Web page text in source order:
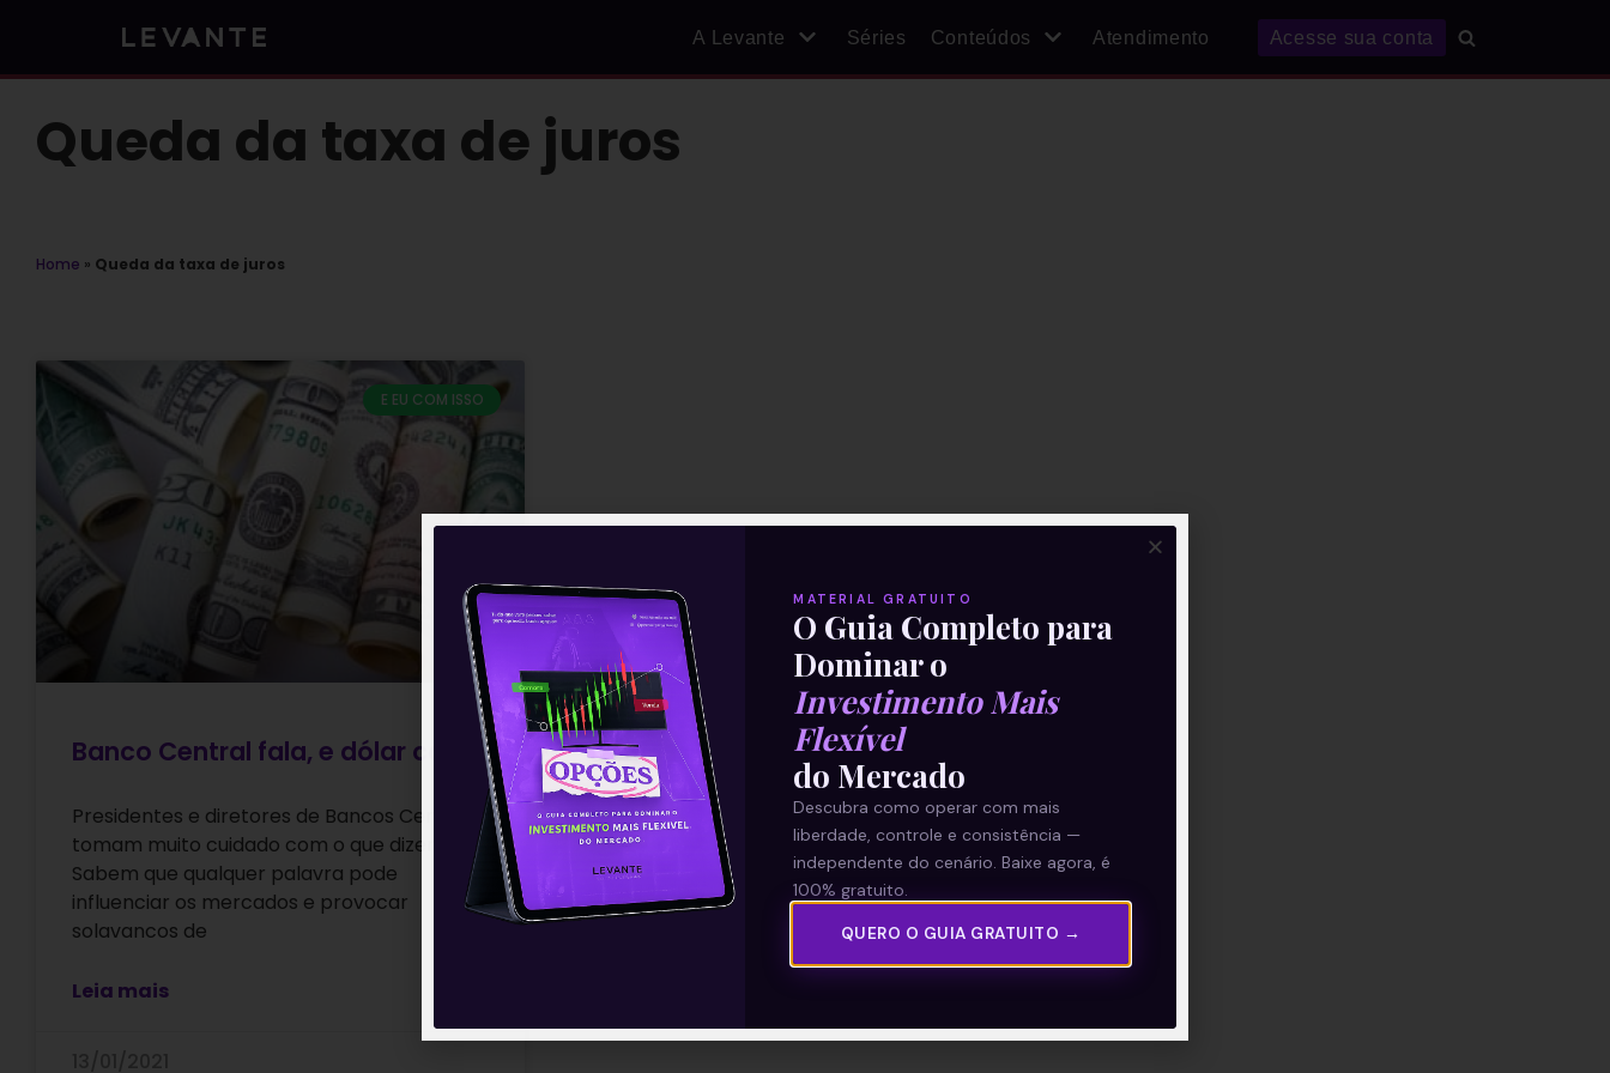
A Levante Séries Conteúdos Atendimento Acesse sua conta
Queda da taxa de juros
Home » Queda da taxa de juros
E EU COM ISSO
Banco Central fala, e dólar cai
Presidentes e diretores de Bancos Centrais
tomam muito cuidado com o que dizem.
Sabem que qualquer palavra pode
influenciar os mercados e provocar
solavancos de
Leia mais
MATERIAL GRATUITO
O Guia Completo para
Dominar o
Investimento Mais
Flexível
do Mercado
Descubra como operar com mais
liberdade, controle e consistência —
independente do cenário. Baixe agora, é
100% gratuito.
QUERO O GUIA GRATUITO →